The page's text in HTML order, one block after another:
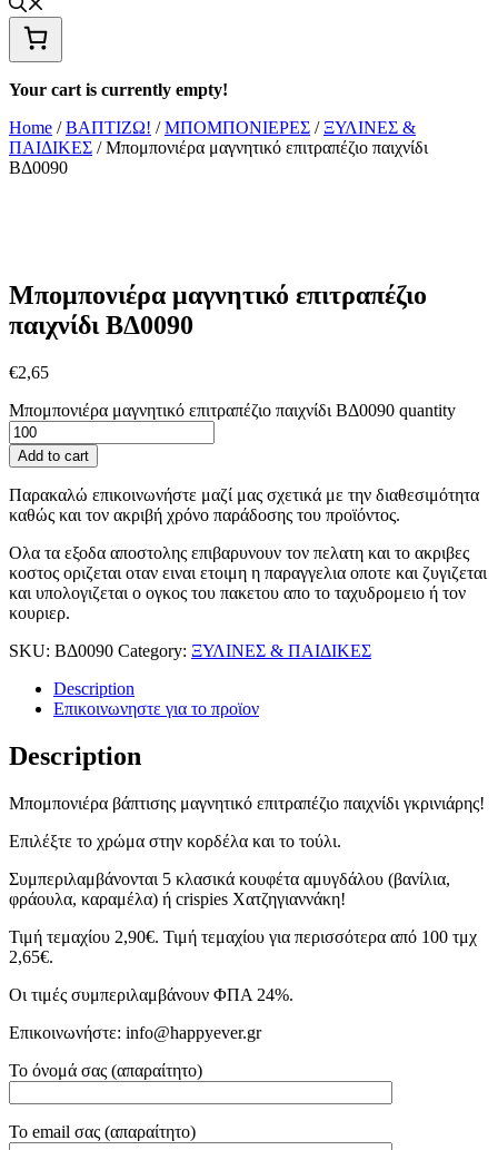
Your cart is currently empty!
Home /ΒΑΠΤΙΖΩ! /ΜΠΟΜΠΟΝΙΕΡΕΣ /ΞΥΛΙΝΕΣ &
ΠΑΙΔΙΚΕΣ / Μπομπονιέρα μαγνητικό επιτραπέζιο παιχνίδι
ΒΔ0090
Μπομπονιέρα μαγνητικό επιτραπέζιο
παιχνίδι ΒΔ0090
€2,65
Μπομπονιέρα μαγνητικό επιτραπέζιο παιχνίδι ΒΔ0090 quantity
Add to cart
Παρακαλώ επικοινωνήστε μαζί μας σχετικά με την διαθεσιμότητα
καθώς και τον ακριβή χρόνο παράδοσης του προϊόντος.
Ολα τα εξοδα αποστολης επιβαρυνουν τον πελατη και το ακριβες
κοστος οριζεται οταν ειναι ετοιμη η παραγγελια οποτε και ζυγιζεται
και υπολογιζεται ο ογκος του πακετου απο το ταχυδρομειο ή τον
κουριερ.
SKU: ΒΔ0090 Category: ΞΥΛΙΝΕΣ & ΠΑΙΔΙΚΕΣ
Description
Επικοινωνηστε για το προϊoν
Description
Μπομπονιέρα βάπτισης μαγνητικό επιτραπέζιο παιχνίδι γκρινιάρης!
Επιλέξτε το χρώμα στην κορδέλα και το τούλι.
Συμπεριλαμβάνονται 5 κλασικά κουφέτα αμυγδάλου (βανίλια,
φράουλα, καραμέλα) ή crispies Χατζηγιαννάκη!
Τιμή τεμαχίου 2,90€. Τιμή τεμαχίου για περισσότερα από 100 τμχ
2,65€.
Οι τιμές συμπεριλαμβάνουν ΦΠΑ 24%.
Επικοινωνήστε: info@happyever.gr
Το όνομά σας (απαραίτητο)
Το email σας (απαραίτητο)